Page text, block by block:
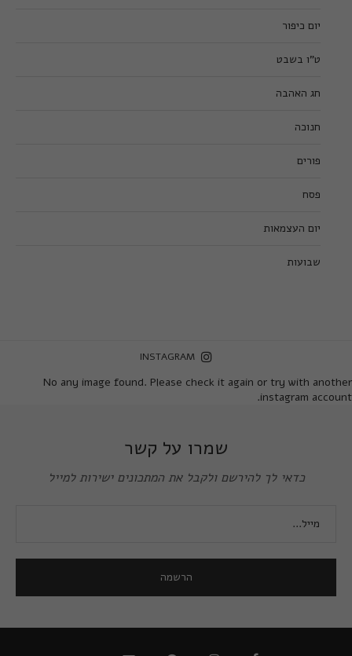
יום כיפור
ט”ו בשבט
חג האהבה
חנוכה
פורים
פסח
יום העצמאות
שבועות
INSTAGRAM
No any image found. Please check it again or try with another
instagram account.
שמרו על קשר
כדאי לך להירשם ולקבל את המתכונים ישירות למייל